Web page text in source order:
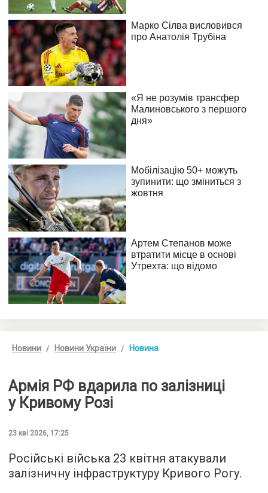
Новини Новини України Новина
Армія РФ вдарила по залізниці
у Кривому Розі
23 кві 2026, 17:25
Російські війська 23 квітня атакували
залізничну інфраструктуру Кривого Рогу.